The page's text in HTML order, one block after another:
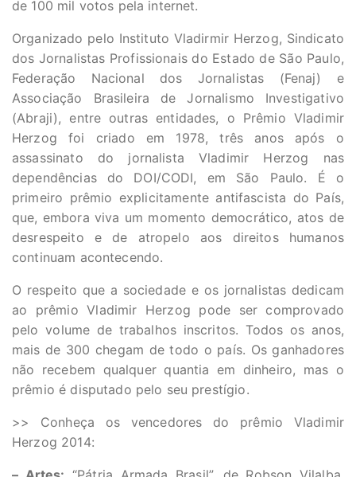
de 100 mil votos pela internet.
Organizado pelo Instituto Vladirmir Herzog, Sindicato
dos Jornalistas Profissionais do Estado de São Paulo,
Federação Nacional dos Jornalistas (Fenaj) e
Associação Brasileira de Jornalismo Investigativo
(Abraji), entre outras entidades, o Prêmio Vladimir
Herzog foi criado em 1978, três anos após o
assassinato do jornalista Vladimir Herzog nas
dependências do DOI/CODI, em São Paulo. É o
primeiro prêmio explicitamente antifascista do País,
que, embora viva um momento democrático, atos de
desrespeito e de atropelo aos direitos humanos
continuam acontecendo.
O respeito que a sociedade e os jornalistas dedicam
ao prêmio Vladimir Herzog pode ser comprovado
pelo volume de trabalhos inscritos. Todos os anos,
mais de 300 chegam de todo o país. Os ganhadores
não recebem qualquer quantia em dinheiro, mas o
prêmio é disputado pelo seu prestígio.
>> Conheça os vencedores do prêmio Vladimir
Herzog 2014: